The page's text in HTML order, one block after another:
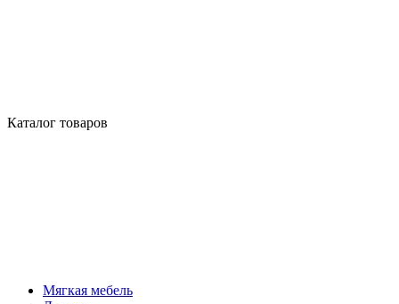
Каталог товаров
Мягкая мебель